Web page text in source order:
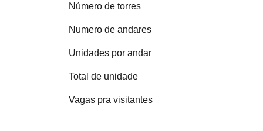
Número de torres
Numero de andares
Unidades por andar
Total de unidade
Vagas pra visitantes